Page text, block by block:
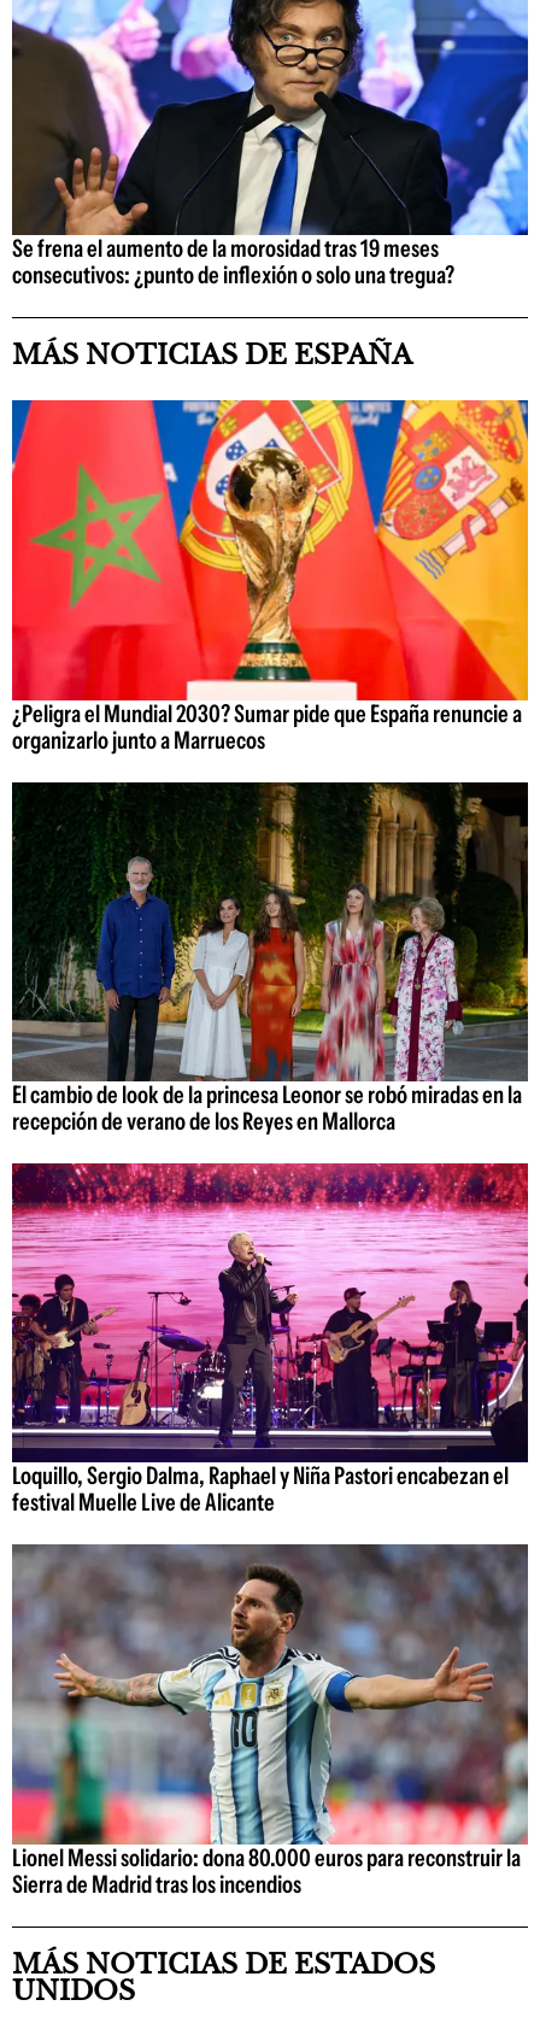
Se frena el aumento de la morosidad tras 19 meses
consecutivos: ¿punto de inflexión o solo una tregua?
MÁS NOTICIAS DE ESPAÑA
¿Peligra el Mundial 2030? Sumar pide que España renuncie a
organizarlo junto a Marruecos
El cambio de look de la princesa Leonor se robó miradas en la
recepción de verano de los Reyes en Mallorca
Loquillo, Sergio Dalma, Raphael y Niña Pastori encabezan el
festival Muelle Live de Alicante
Lionel Messi solidario: dona 80.000 euros para reconstruir la
Sierra de Madrid tras los incendios
MÁS NOTICIAS DE ESTADOS
UNIDOS